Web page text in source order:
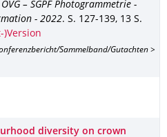
– SGPF Photogrammetrie -
- 2022. S. 127-139, 13 S.
)Version
Sammelband/Gutachten >
diversity on crown